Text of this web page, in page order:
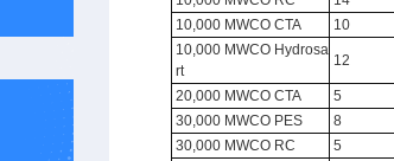
10,000 MWCO CTA
10
10,000 MWCO Hydrosa
rt
12
20,000 MWCO CTA 5
30,000 MWCO PES
8
30,000 MWCO RC
5